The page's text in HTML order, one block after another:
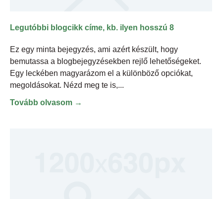
Legutóbbi blogcikk címe, kb. ilyen hosszú 8
Ez egy minta bejegyzés, ami azért készült, hogy
bemutassa a blogbejegyzésekben rejlő lehetőségeket.
Egy leckében magyarázom el a különböző opciókat,
megoldásokat. Nézd meg te is,
Tovább olvasom →